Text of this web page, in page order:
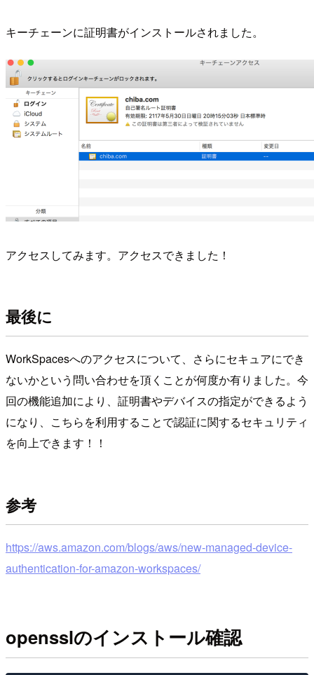
キーチェーンに証明書がインストールされました。
アクセスしてみます。アクセスできました！
最後に
WorkSpacesへのアクセスについて、さらにセキュアにでき
ないかという問い合わせを頂くことが何度か有りました。今
回の機能追加により、証明書やデバイスの指定ができるよう
になり、こちらを利用することで認証に関するセキュリティ
を向上できます！！
参考
https://aws.amazon.com/blogs/aws/new-managed-device-
authentication-for-amazon-workspaces/
opensslのインストール確認